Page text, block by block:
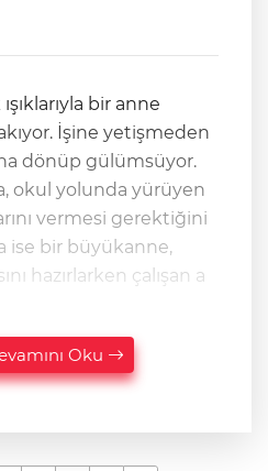
bir anne
İşine yetişmeden
dönüp gülümsüyor.
okul yolunda yürüyen
vermesi gerektiğini
ise bir büyükanne,
hazırlarken çalışan a
Oku